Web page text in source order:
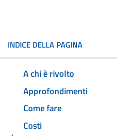
INDICE DELLA PAGINA
A chi è rivolto
Approfondimenti
Come fare
Costi